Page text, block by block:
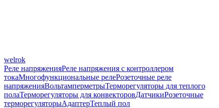
welrok
Реле напряженияРеле напряжения с контроллером
токаМногофункциональные релеРозеточные реле
напряженияВольтамперметрыТерморегуляторы для теплого
полаТерморегуляторы для конвекторовДатчикиРозеточные
терморегуляторыАдаптерТеплый пол